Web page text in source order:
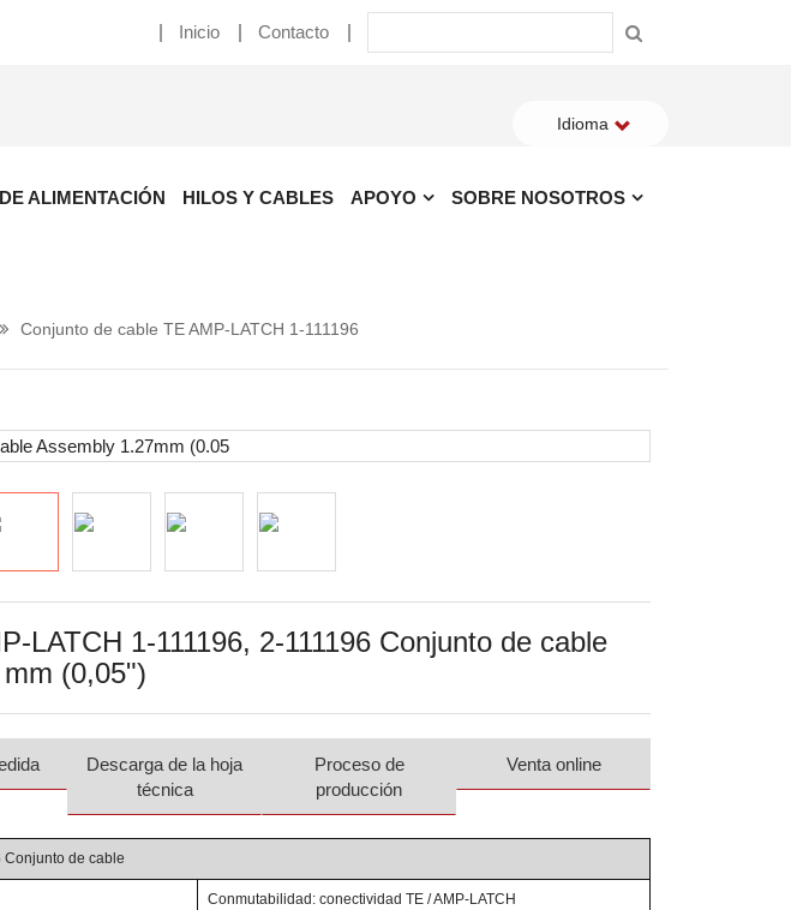
Inicio Contacto
Idioma
ALIMENTACIÓN HILOS Y CABLES APOYO SOBRE NOSOTROS
Conjunto de cable TE AMP-LATCH 1-111196
LATCH 1-111196, 2-111196 Conjunto de cable
(0,05")
Descarga de la hoja
técnica
Proceso de
producción
Venta online
Conjunto de cable
Conmutabilidad: conectividad TE / AMP-LATCH